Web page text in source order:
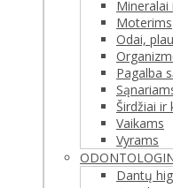
Moterims
Odai,
Pagalba
Širdžiai
Vaikams
Vyrams
Dantų